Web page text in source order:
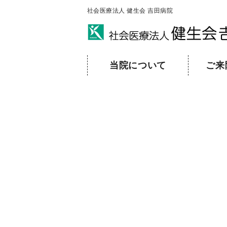
社会医療法人 健生会 吉田病院
当院について ご